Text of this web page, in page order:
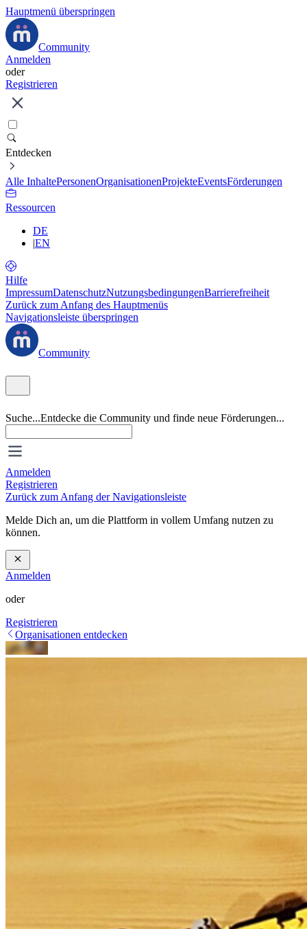
Hauptmenü überspringen
Community
Anmelden
oder
Registrieren
Entdecken
Alle InhaltePersonenOrganisationenProjekteEventsFörderungen
Ressourcen
DE
|EN
Hilfe
ImpressumDatenschutzNutzungsbedingungenBarrierefreiheit
Zurück zum Anfang des Hauptmenüs
Navigationsleiste überspringen
Community
Suche...Entdecke die Community und finde neue Förderungen...
Anmelden
Registrieren
Zurück zum Anfang der Navigationsleiste
Melde Dich an, um die Plattform in vollem Umfang nutzen zu
können.
Anmelden
oder
Registrieren
Organisationen entdecken